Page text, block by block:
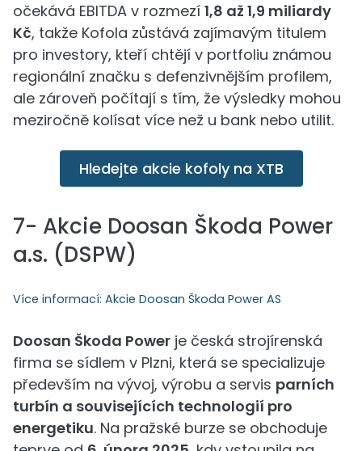
očekává EBITDA v rozmezí 1,8 až 1,9 miliardy
Kč, takže Kofola zůstává zajímavým titulem
pro investory, kteří chtějí v portfoliu známou
regionální značku s defenzivnějším profilem,
ale zároveň počítají s tím, že výsledky mohou
meziročně kolísat více než u bank nebo utilit.
Hledejte akcie kofoly na XTB
7- Akcie Doosan Škoda Power
a.s. (DSPW)
Více informací: Akcie Doosan Škoda Power AS
Doosan Škoda Power je česká strojírenská
firma se sídlem v Plzni, která se specializuje
především na vývoj, výrobu a servis parních
turbín a souvisejících technologií pro
energetiku. Na pražské burze se obchoduje